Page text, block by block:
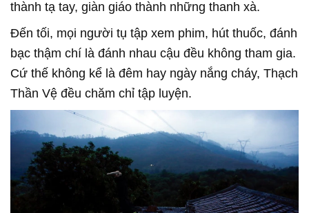
thành tạ tay, giàn giáo thành những thanh xà.
Đến tối, mọi người tụ tập xem phim, hút thuốc, đánh
bạc thậm chí là đánh nhau cậu đều không tham gia.
Cứ thế không kể là đêm hay ngày nắng cháy, Thạch
Thần Vệ đều chăm chỉ tập luyện.